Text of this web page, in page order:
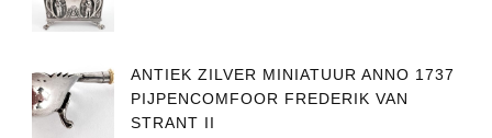
ANTIEK ZILVER MINIATUUR ANNO 1737
PIJPENCOMFOOR FREDERIK VAN
STRANT II